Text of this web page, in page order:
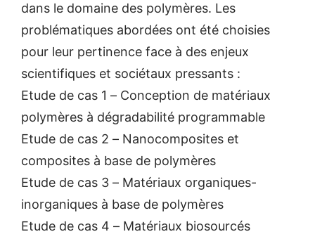
dans le domaine des polymères. Les
problématiques abordées ont été choisies
pour leur pertinence face à des enjeux
scientifiques et sociétaux pressants :
Etude de cas 1 – Conception de matériaux
polymères à dégradabilité programmable
Etude de cas 2 – Nanocomposites et
composites à base de polymères
Etude de cas 3 – Matériaux organiques-
inorganiques à base de polymères
Etude de cas 4 – Matériaux biosourcés